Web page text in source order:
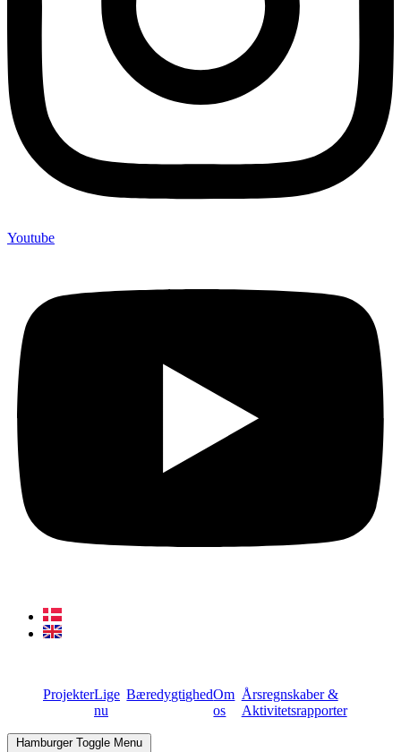
Youtube
ProjekterLige
nu
BæredygtighedOm
os
Årsregnskaber &
Aktivitetsrapporter
Hamburger Toggle Menu